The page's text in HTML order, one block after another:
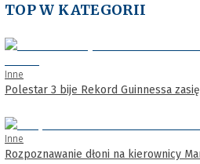
TOP W KATEGORII
Inne
Polestar 3 bije Rekord Guinnessa
Inne
Rozpoznawanie dłoni na kierownicy